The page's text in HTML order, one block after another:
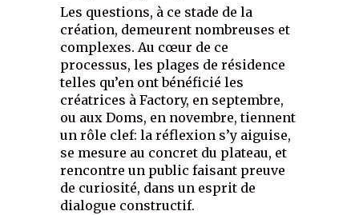
Les questions, à ce stade de la
création, demeurent nombreuses et
complexes. Au cœur de ce
processus, les plages de résidence
telles qu’en ont bénéficié les
créatrices à Factory, en septembre,
ou aux Doms, en novembre, tiennent
un rôle clef: la réflexion s’y aiguise,
se mesure au concret du plateau, et
rencontre un public faisant preuve
de curiosité, dans un esprit de
dialogue constructif.